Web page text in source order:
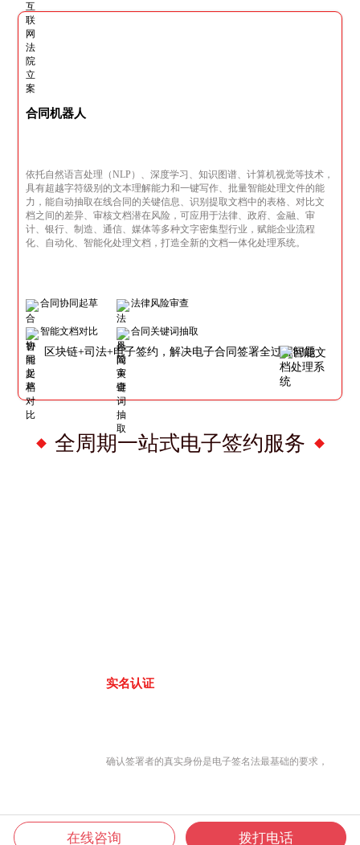
合同机器人
依托自然语言处理（NLP）、深度学习、知识图谱、计算机视觉等技术，
具有超越字符级别的文本理解能力和一键写作、批量智能处理文件的能
力，能自动抽取在线合同的关键信息、识别提取文档中的表格、对比文
档之间的差异、审核文档潜在风险，可应用于法律、政府、金融、审
计、银行、制造、通信、媒体等多种文字密集型行业，赋能企业流程
化、自动化、智能化处理文档，打造全新的文档一体化处理系统。
合同协同起草 法律风险审查
智能文档对比 合同关键词抽取
全周期一站式电子签约服务
区块链+司法+电子签约，解决电子合同签署全过程问题
实名认证
确认签署者的真实身份是电子签名法最基础的要求，
在线咨询 拨打电话